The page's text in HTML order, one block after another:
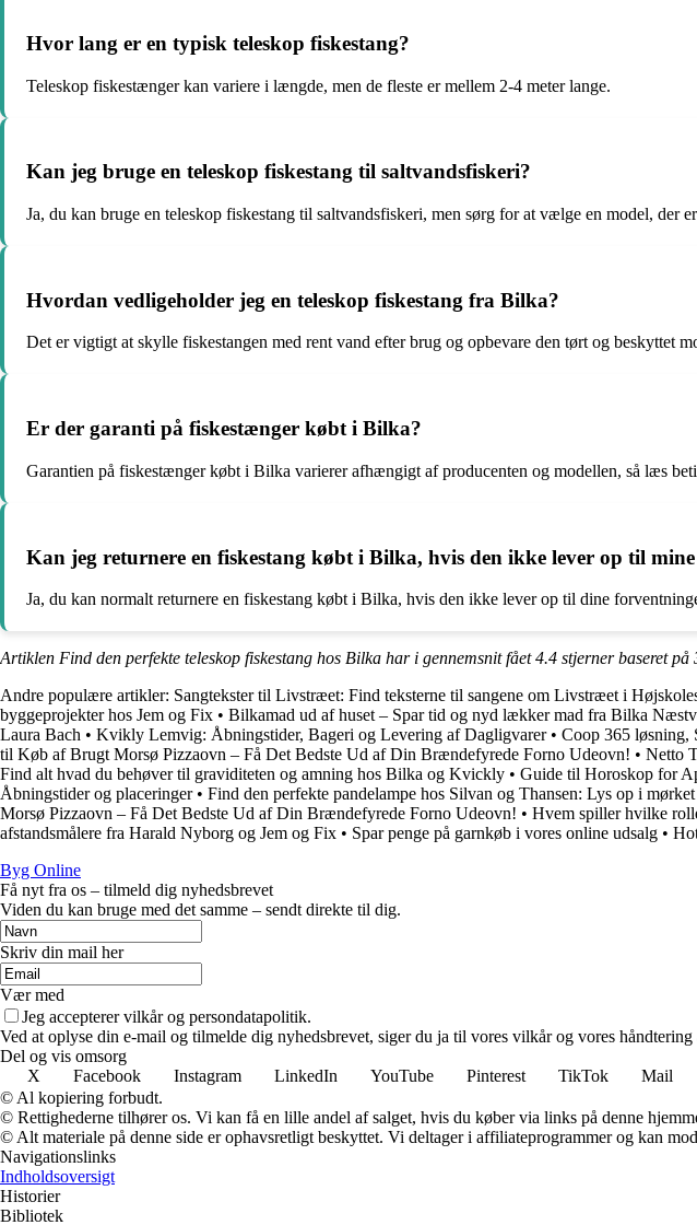
Hvor lang er en typisk teleskop fiskestang?
Teleskop fiskestænger kan variere i længde, men de fleste er mellem 2-4 meter lange.
Kan jeg bruge en teleskop fiskestang til saltvandsfiskeri?
Ja, du kan bruge en teleskop fiskestang til saltvandsfiskeri, men sørg for at vælge en model, der
Hvordan vedligeholder jeg en teleskop fiskestang fra Bilka?
Det er vigtigt at skylle fiskestangen med rent vand efter brug og opbevare den tørt og beskyttet
Er der garanti på fiskestænger købt i Bilka?
Garantien på fiskestænger købt i Bilka varierer afhængigt af producenten og modellen, så læs
Kan jeg returnere en fiskestang købt i Bilka, hvis den ikke lever op til
Ja, du kan normalt returnere en fiskestang købt i Bilka, hvis den ikke lever op til dine
Artiklen Find den perfekte teleskop fiskestang hos Bilka har i gennemsnit fået4.4 stjerner baseret på
Andre populære artikler: Sangtekster til Livstræet: Find teksterne til sangene om Livstræet i
byggeprojekter hos Jem og Fix • Bilkamad ud af huset – Spar tid og nyd lækker mad fra Bilka
Laura Bach • Kvikly Lemvig: Åbningstider, Bageri og Levering af Dagligvarer• Coop 365 løsning,
til Køb af Brugt Morsø Pizzaovn – Få Det Bedste Ud af Din Brændefyrede Forno Udeovn! • Netto
Find alt hvad du behøver til graviditeten og amning hos Bilka og Kvickly • Guide til Horoskop for
Åbningstider og placeringer• Find den perfekte pandelampe hos Silvan og Thansen: Lys op i
Morsø Pizzaovn – Få Det Bedste Ud af Din Brændefyrede Forno Udeovn! • Hvem spiller hvilke
afstandsmålere fra Harald Nyborg og Jem og Fix • Spar penge på garnkøb i vores online udsalg •
Byg Online
Få nyt fra os – tilmeld dig nyhedsbrevet
Viden du kan bruge med det samme – sendt direkte til dig.
Skriv din mail her
Vær med
Jeg accepterer vilkår og persondatapolitik.
Ved at oplyse din e-mail og tilmelde dig nyhedsbrevet, siger du ja til vores vilkår og vores
Del og vis omsorg
X
Facebook Instagram LinkedIn YouTube Pinterest TikTok Mail
© Al kopiering forbudt.
© Rettighederne tilhører os. Vi kan få en lille andel af salget, hvis du køber via links på denne
© Alt materiale på denne side er ophavsretligt beskyttet. Vi deltager i affiliateprogrammer og kan
Navigationslinks
Indholdsoversigt
Historier
Bibliotek